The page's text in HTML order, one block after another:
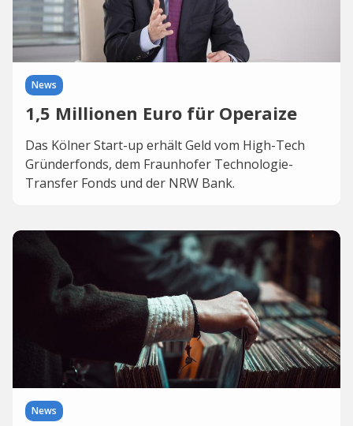
News
1,5 Millionen Euro für Operaize
Das Kölner Start-up erhält Geld vom High-Tech
Gründerfonds, dem Fraunhofer Technologie-
Transfer Fonds und der NRW Bank.
News